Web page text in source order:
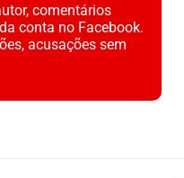
comentários
conta no Facebook.
acusações sem